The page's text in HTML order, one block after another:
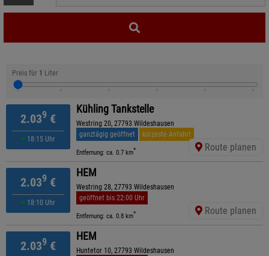
Preis für 1 Liter
2.039 €
18:15 Uhr
Kühling Tankstelle
Westring 20, 27793 Wildeshausen
ganztägig geöffnet
kürzeste Anfahrt
Entfernung: ca. 0.7 km* Route planen
2.039 €
18:10 Uhr
HEM
Westring 28, 27793 Wildeshausen
geöffnet bis 22:00 Uhr
Entfernung: ca. 0.8 km* Route planen
2.039 €
HEM
Huntetor 10, 27793 Wildeshausen